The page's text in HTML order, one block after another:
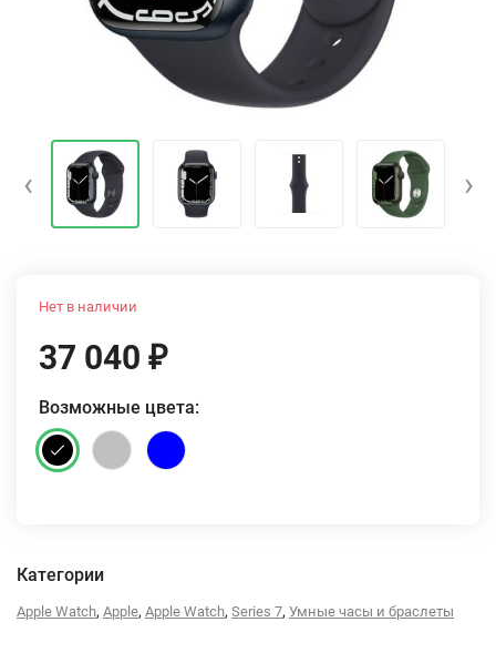
‹ ›
Нет в наличии
37 040 ₽
Возможные цвета:
Категории
Apple Watch, Apple, Apple Watch, Series 7, Умные часы и браслеты